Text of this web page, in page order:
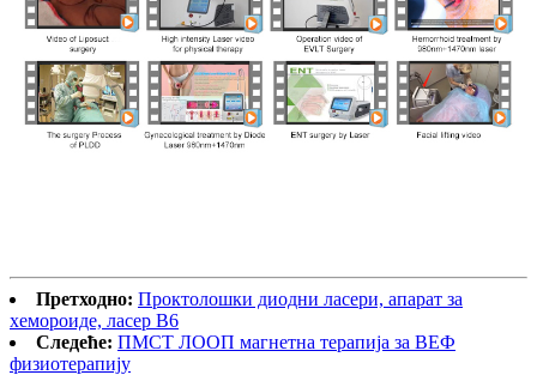
Претходно: Проктолошки диодни ласери, апарат за
хемороиде, ласер В6
Следеће: ПМСТ ЛООП магнетна терапија за ВЕФ
физиотерапију